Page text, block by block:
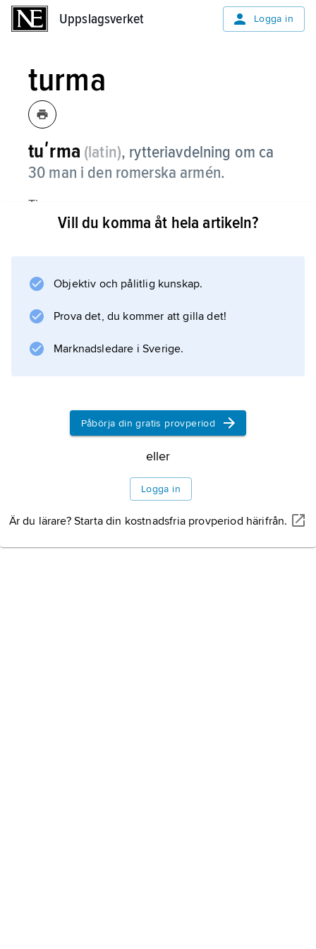
Uppslagsverket Logga in
turma
tuʹrma (latin), rytteriavdelning om ca
30 man i den romerska armén.
Tio
turmae
, rytteriet vid en legion. Under senantiken
kavallerienheter.
Vill du komma åt hela artikeln?
Objektiv och pålitlig kunskap.
Prova det, du kommer att gilla det!
Marknadsledare i Sverige.
Påbörja din gratis provperiod
eller
Logga in
Är du lärare? Starta din kostnadsfria provperiod härifrån.